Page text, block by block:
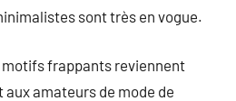
sont très en vogue.
frappants reviennent
amateurs de mode de